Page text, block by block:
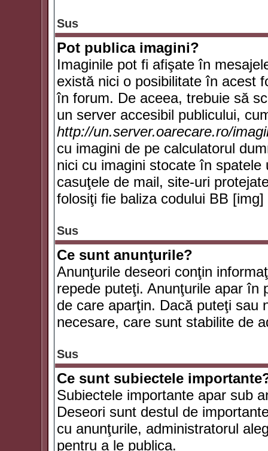
Sus
Pot publica imagini?
Imaginile pot fi afişate în
există nici o posibilitate în acest
în forum. De aceea, trebuie să
un server accesibil publicului,
http://un.server.oarecare.ro/
cu imagini de pe calculatorul
nici cu imagini stocate în
casuţele de mail, site-uri
folosiţi fie baliza codului BB
Sus
Ce sunt anunţurile?
Anunţurile deseori conţin
repede puteţi. Anunţurile apar în
de care aparţin. Dacă puteţi sau
necesare, care sunt stabilite de
Sus
Ce sunt subiectele
Subiectele importante apar sub
Deseori sunt destul de
cu anunţurile, administratorul
pentru a le publica.